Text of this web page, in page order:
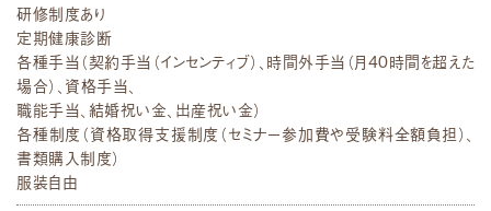
研修制度あり
定期健康診断
各種手当（契約手当（インセンティブ）、時間外手当（月40時間を超えた
場合）、資格手当、
職能手当、結婚祝い金、出産祝い金）
各種制度（資格取得支援制度（セミナー参加費や受験料全額負担）、
書類購入制度）
服装自由